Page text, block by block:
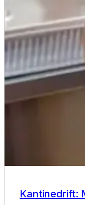
Kantinedrift: